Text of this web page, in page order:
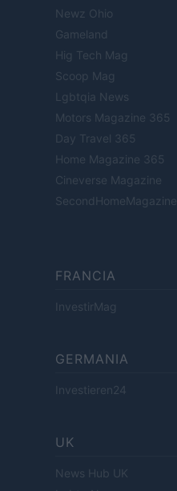
Newz Ohio
Gameland
Hig Tech Mag
Scoop Mag
Lgbtqia News
Motors Magazine 365
Day Travel 365
Home Magazine 365
Cineverse Magazine
SecondHomeMagazine
FRANCIA
InvestirMag
GERMANIA
Investieren24
UK
News Hub UK